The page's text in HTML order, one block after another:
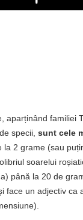
Play
aparținând familiei
specii, sunt cele
la 2 grame (sau
soarelui
până la 20 de
face un adjectiv ca